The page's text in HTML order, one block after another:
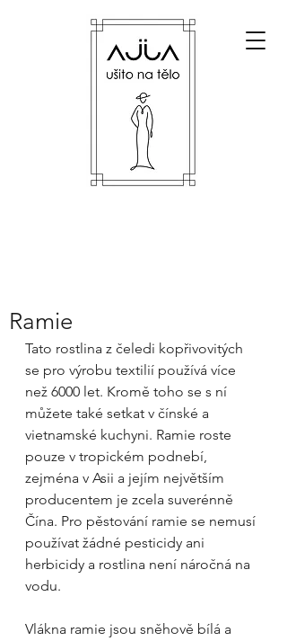
Ramie
Tato rostlina z čeledi kopřivovitých
se pro výrobu textilií používá více
než 6000 let. Kromě toho se s ní
můžete také setkat v čínské a
vietnamské kuchyni. Ramie roste
pouze v tropickém podnebí,
zejména v Asii a jejím největším
producentem je zcela suverénně
Čína. Pro pěstování ramie se nemusí
používat žádné pesticidy ani
herbicidy a rostlina není náročná na
vodu.
Vlákna ramie jsou sněhově bílá a